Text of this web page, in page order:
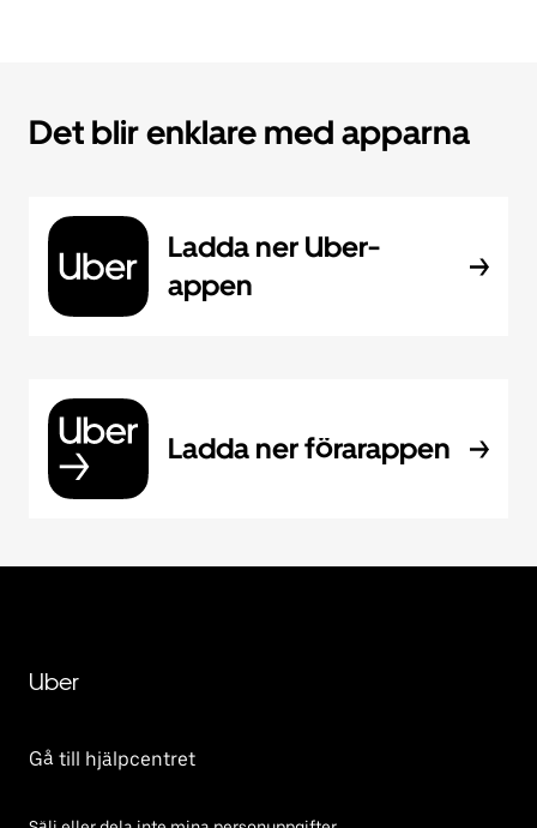
Det blir enklare med apparna
Ladda ner Uber-
appen
Ladda ner förarappen
Uber
Gå till hjälpcentret